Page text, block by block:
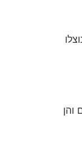
והן